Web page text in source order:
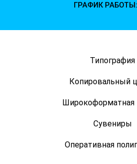
ГРАФИК
Типография
Копировальный
Широкоформатная
Сувениры
Оперативная